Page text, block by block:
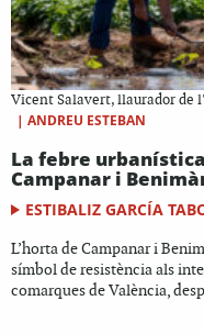
Vicent Salavert, llaurador de
| ANDREU ESTEBAN
La febre
Campanar i
ESTIBALIZ GARCÍA
L’horta de Campanar i
símbol de resistència als
comarques de València,